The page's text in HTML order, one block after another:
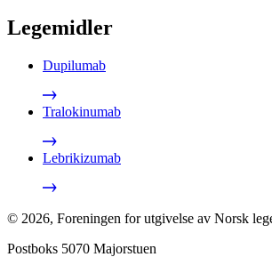
Legemidler
Dupilumab
Tralokinumab
Lebrikizumab
© 2026, Foreningen for utgivelse av Norsk
Postboks 5070 Majorstuen